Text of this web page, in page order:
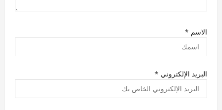
الاسم *
البريد الإلكتروني *